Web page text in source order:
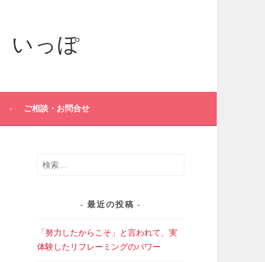
ご相談・お問合せ
検
最近の投稿
「努力したからこそ」と言われて、実
体験したリフレーミングのパワー